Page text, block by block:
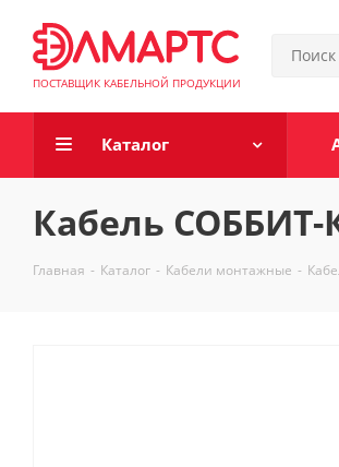
ПОСТАВЩИК КАБЕЛЬНОЙ ПРОДУКЦИИ
Каталог
Кабель СОББИТ-
Главная - Каталог - Кабели монтажные -